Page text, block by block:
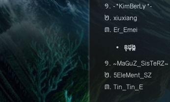
១. -
២. xiuxiang
៣.
ឧុដុង្គ
១.
២.
៣.